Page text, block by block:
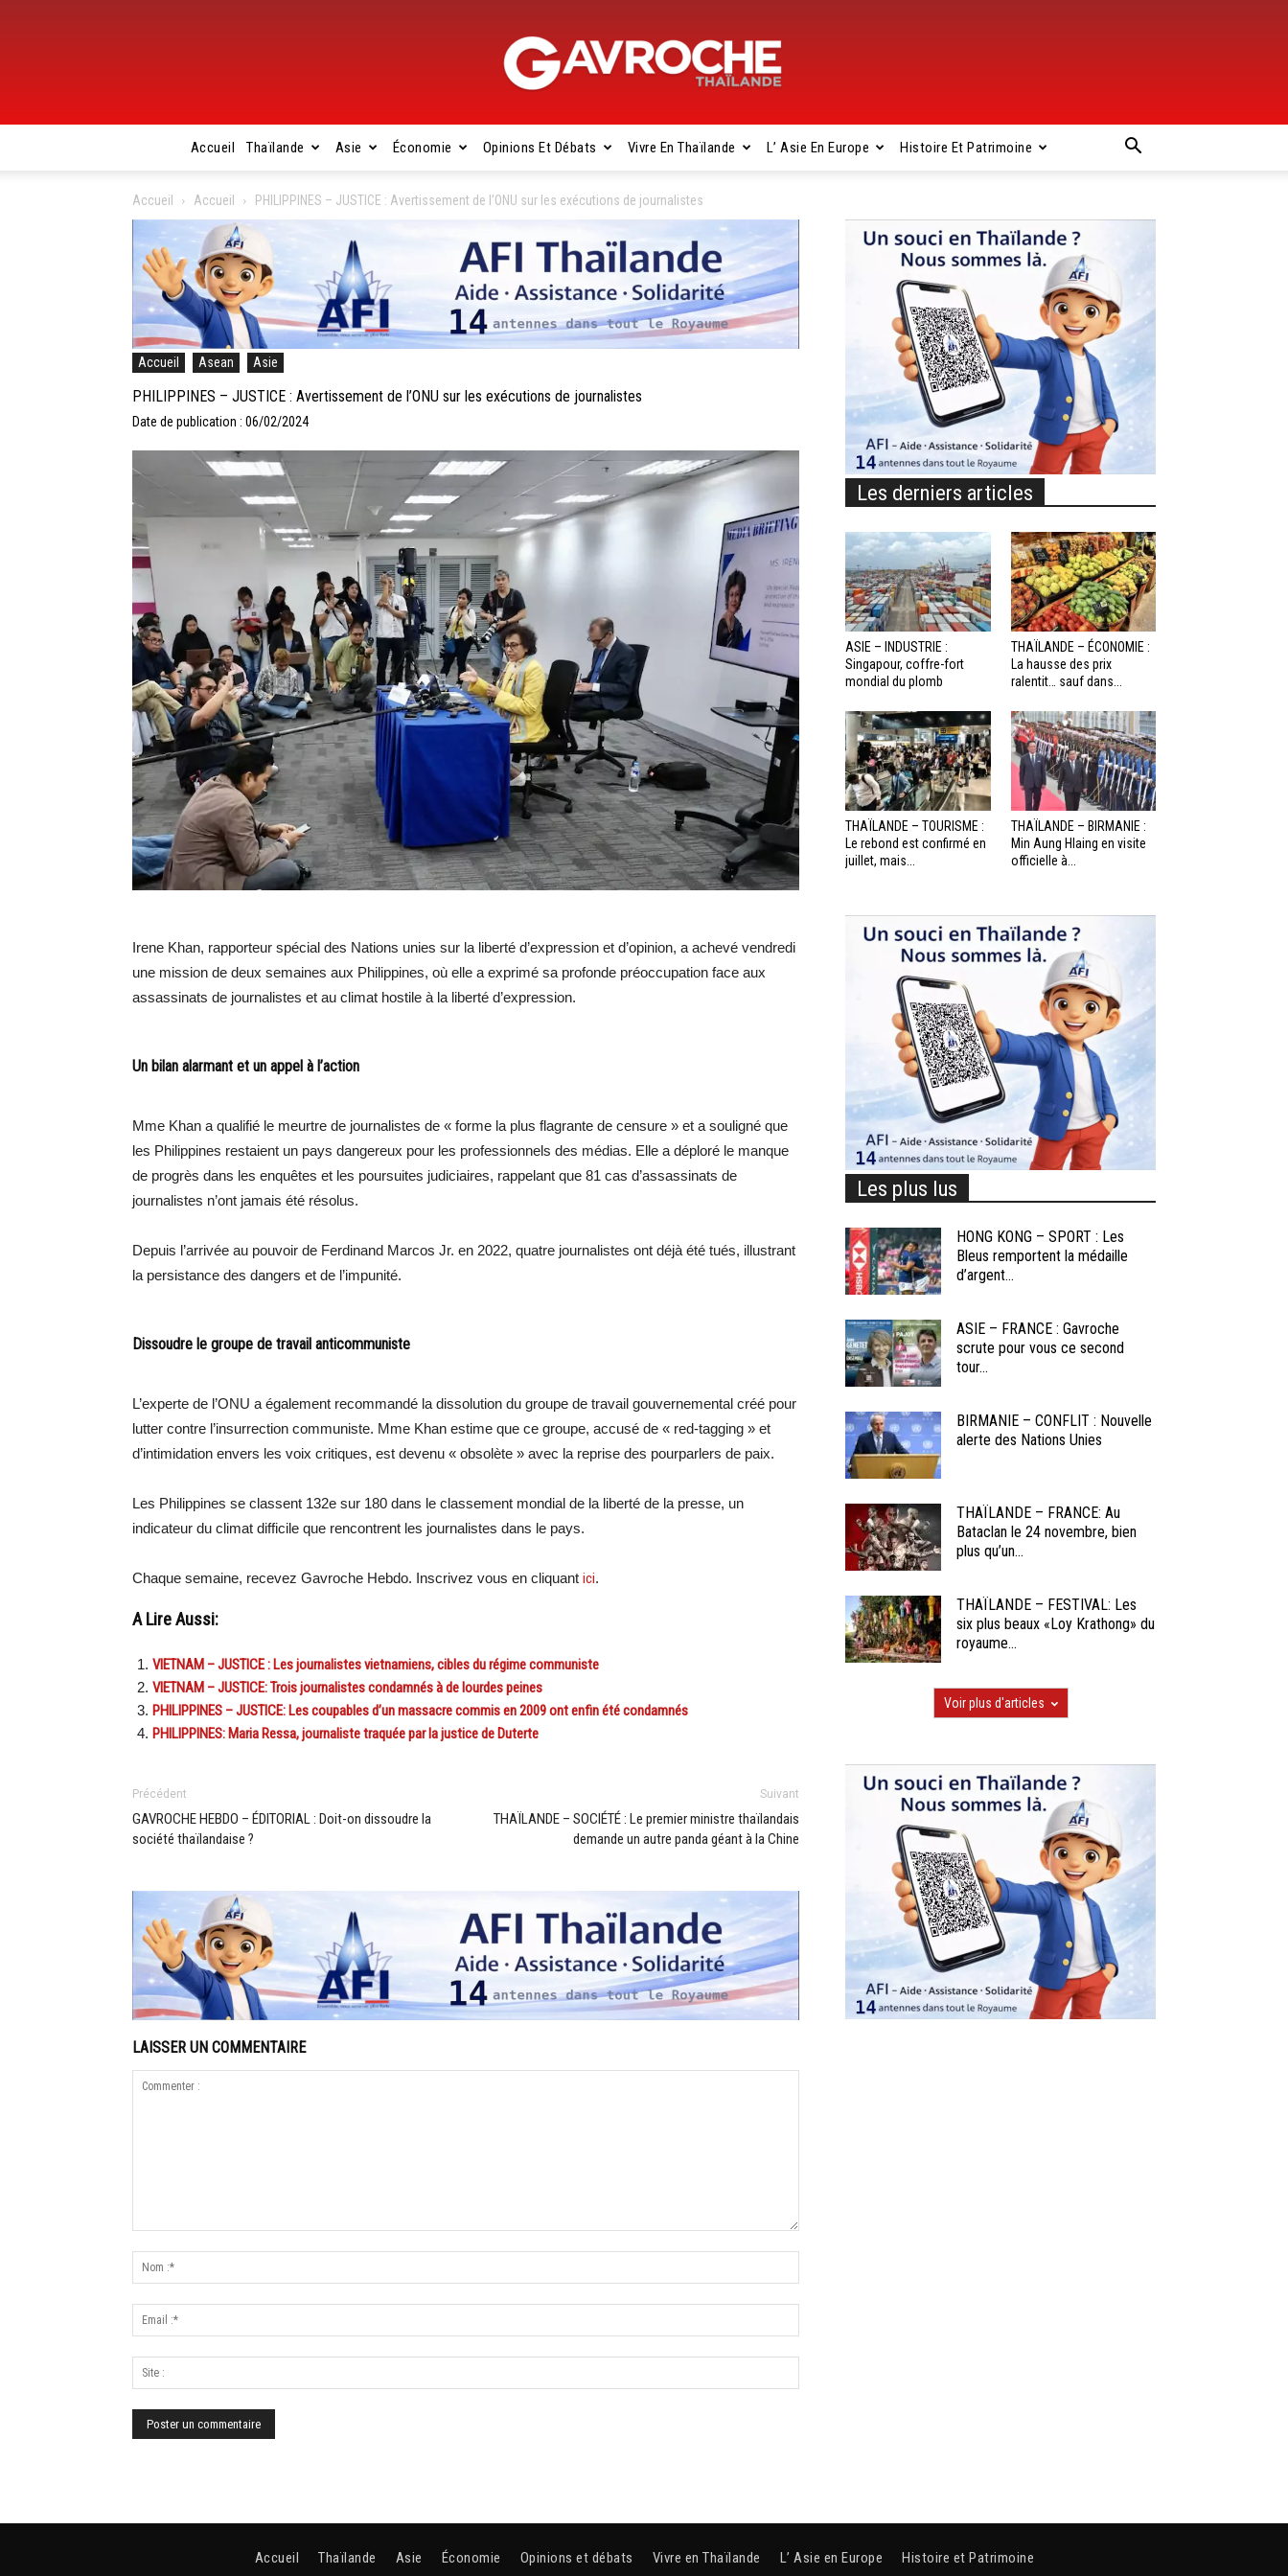
Gavroche
Thaïlande
Accueil Thaïlande Asie Économie Opinions Et Débats Vivre En Thaïlande L’ Asie En Europe Histoire Et Patrimoine
Accueil Accueil PHILIPPINES – JUSTICE : Avertissement de l’ONU sur les exécutions de journalistes
Accueil Asean Asie
PHILIPPINES – JUSTICE : Avertissement de l’ONU sur les exécutions de journalistes
Date de publication : 06/02/2024
Irene Khan, rapporteur spécial des Nations unies sur la liberté d’expression et d’opinion, a achevé vendredi
une mission de deux semaines aux Philippines, où elle a exprimé sa profonde préoccupation face aux
assassinats de journalistes et au climat hostile à la liberté d’expression.
Un bilan alarmant et un appel à l’action
Mme Khan a qualifié le meurtre de journalistes de « forme la plus flagrante de censure » et a souligné que
les Philippines restaient un pays dangereux pour les professionnels des médias. Elle a déploré le manque
de progrès dans les enquêtes et les poursuites judiciaires, rappelant que 81 cas d’assassinats de
journalistes n’ont jamais été résolus.
Depuis l’arrivée au pouvoir de Ferdinand Marcos Jr. en 2022, quatre journalistes ont déjà été tués, illustrant
la persistance des dangers et de l’impunité.
Dissoudre le groupe de travail anticommuniste
L’experte de l’ONU a également recommandé la dissolution du groupe de travail gouvernemental créé pour
lutter contre l’insurrection communiste. Mme Khan estime que ce groupe, accusé de « red-tagging » et
d’intimidation envers les voix critiques, est devenu « obsolète » avec la reprise des pourparlers de paix.
Les Philippines se classent 132e sur 180 dans le classement mondial de la liberté de la presse, un
indicateur du climat difficile que rencontrent les journalistes dans le pays.
Chaque semaine, recevez Gavroche Hebdo. Inscrivez vous en cliquant ici.
A Lire Aussi:
VIETNAM – JUSTICE : Les journalistes vietnamiens, cibles du régime communiste
VIETNAM – JUSTICE: Trois journalistes condamnés à de lourdes peines
PHILIPPINES – JUSTICE: Les coupables d’un massacre commis en 2009 ont enfin été condamnés
PHILIPPINES: Maria Ressa, journaliste traquée par la justice de Duterte
Précédent
GAVROCHE HEBDO – ÉDITORIAL : Doit-on dissoudre la
société thaïlandaise ?
Suivant
THAÏLANDE – SOCIÉTÉ : Le premier ministre thaïlandais
demande un autre panda géant à la Chine
LAISSER UN COMMENTAIRE
Les derniers articles
ASIE – INDUSTRIE :
Singapour, coffre-fort
mondial du plomb
THAÏLANDE – ÉCONOMIE :
La hausse des prix
ralentit… sauf dans...
THAÏLANDE – TOURISME :
Le rebond est confirmé en
juillet, mais...
THAÏLANDE – BIRMANIE :
Min Aung Hlaing en visite
officielle à...
Les plus lus
HONG KONG – SPORT : Les
Bleus remportent la médaille
d’argent...
ASIE – FRANCE : Gavroche
scrute pour vous ce second
tour...
BIRMANIE – CONFLIT : Nouvelle
alerte des Nations Unies
THAÏLANDE – FRANCE: Au
Bataclan le 24 novembre, bien
plus qu’un...
THAÏLANDE – FESTIVAL: Les
six plus beaux «Loy Krathong» du
royaume...
Voir plus d'articles
Accueil Thaïlande Asie Économie Opinions et débats Vivre en Thaïlande L’ Asie en Europe Histoire et Patrimoine